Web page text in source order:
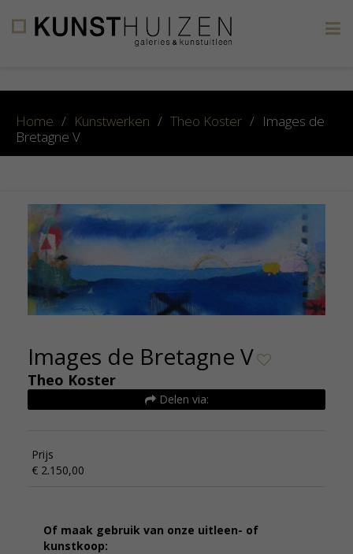
Home / Kunstwerken / Theo Koster / Images de
Bretagne V
Images de Bretagne V
Theo Koster
Delen via:
Prijs
€ 2.150,00
Of maak gebruik van onze uitleen- of
kunstkoop: